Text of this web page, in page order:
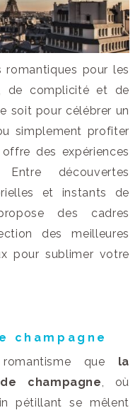
romantiques pour les
de complicité et de
soit pour célébrer un
simplement profiter
des expériences
découvertes
et instants de
des cadres
des meilleures
pour sublimer votre
champagne
que la
champagne , où
pétillant se mêlent